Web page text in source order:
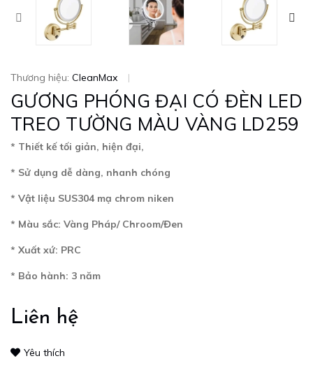
Thương hiệu: CleanMax |
GƯƠNG PHÓNG ĐẠI CÓ ĐÈN LED
TREO TƯỜNG MÀU VÀNG LD259
* Thiết kế tối giản, hiện đại,
* Sử dụng dễ dàng, nhanh chóng
* Vật liệu SUS304 mạ chrom niken
* Màu sắc: Vàng Pháp/ Chroom/Đen
* Xuất xứ: PRC
* Bảo hành: 3 năm
Liên hệ
Yêu thích